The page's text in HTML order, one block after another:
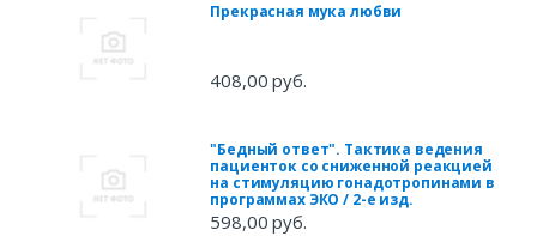
Прекрасная мука любви
408,00 руб.
"Бедный ответ". Тактика ведения
пациенток со сниженной реакцией
на стимуляцию гонадотропинами в
программах ЭКО / 2-е изд.
598,00 руб.